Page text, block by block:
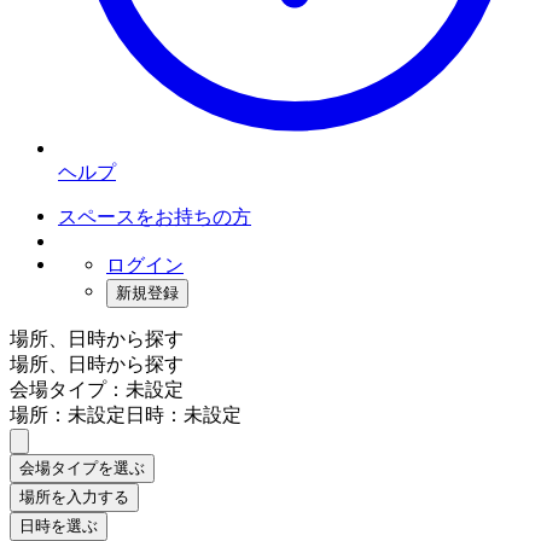
ヘルプ
スペースをお持ちの方
ログイン
新規登録
場所、日時から探す
場所、日時から探す
会場タイプ：未設定
場所：未設定日時：未設定
会場タイプを選ぶ
場所を入力する
日時を選ぶ